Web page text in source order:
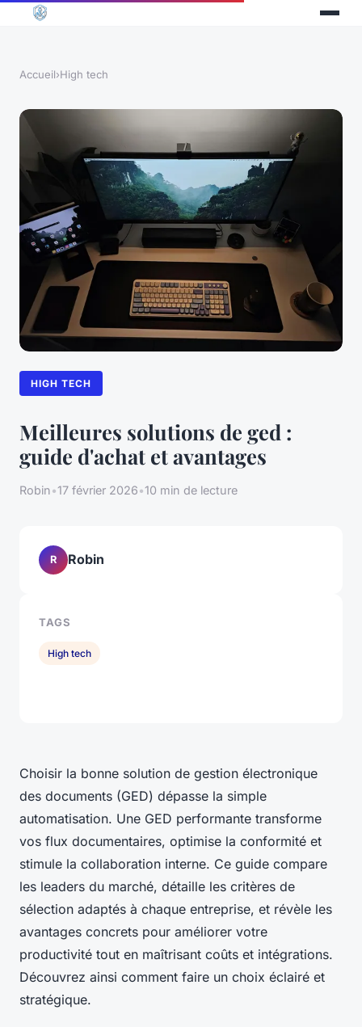
Accueil›High tech
HIGH TECH
Meilleures solutions de ged :
guide d'achat et avantages
Robin•17 février 2026•10 min de lecture
Choisir la bonne solution de gestion électronique
des documents (GED) dépasse la simple
automatisation. Une GED performante transforme
vos flux documentaires, optimise la conformité et
stimule la collaboration interne. Ce guide compare
les leaders du marché, détaille les critères de
sélection adaptés à chaque entreprise, et révèle les
avantages concrets pour améliorer votre
productivité tout en maîtrisant coûts et intégrations.
Découvrez ainsi comment faire un choix éclairé et
stratégique.
R Robin
TAGS
High tech